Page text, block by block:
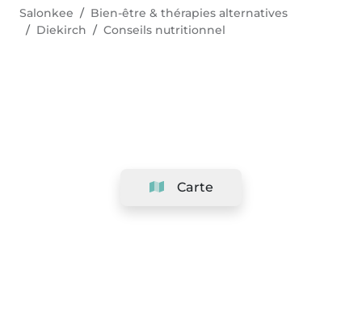
Carte
Salonkee
Bien-être & thérapies alternatives
Diekirch
Conseils nutritionnel